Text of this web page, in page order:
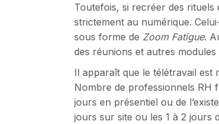
Toutefois, si recréer des rituels
strictement au numérique.
sous forme de Zoom Fatigue.
des réunions et autres
Il apparaît que le télétravail est
Nombre de professionnels RH
jours en présentiel ou de
jours sur site ou les 1 à 2 jours